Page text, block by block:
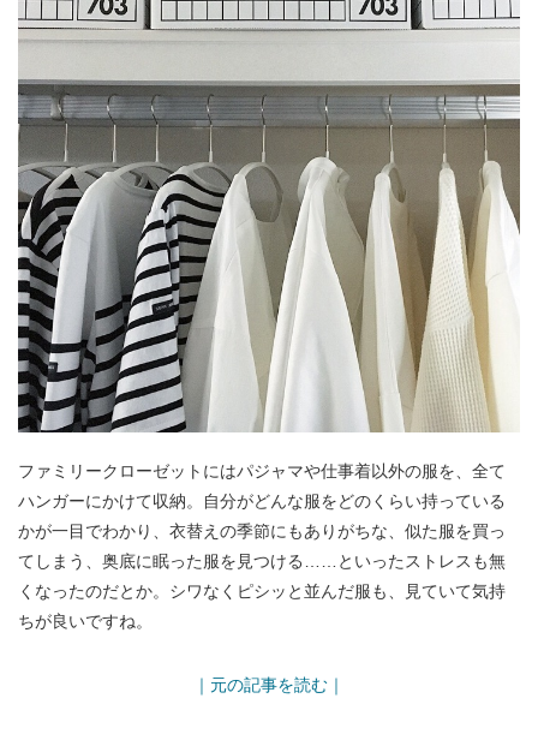
ファミリークローゼットにはパジャマや仕事着以外の服を、全て
ハンガーにかけて収納。自分がどんな服をどのくらい持っている
かが一目でわかり、衣替えの季節にもありがちな、似た服を買っ
てしまう、奥底に眠った服を見つける……といったストレスも無
くなったのだとか。シワなくピシッと並んだ服も、見ていて気持
ちが良いですね。
｜元の記事を読む｜